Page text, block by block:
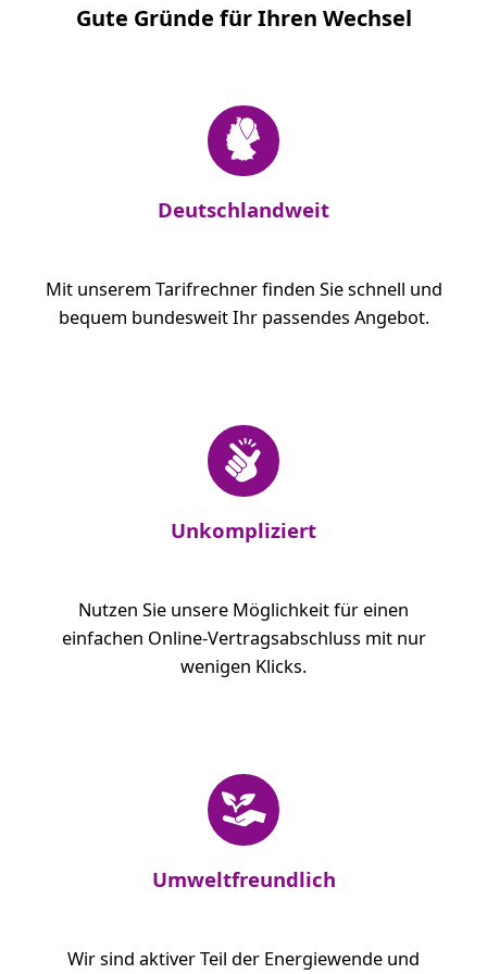
Gute Gründe für Ihren Wechsel
Deutschlandweit
Mit unserem Tarifrechner finden Sie schnell und
bequem bundesweit Ihr passendes Angebot.
Unkompliziert
Nutzen Sie unsere Möglichkeit für einen
einfachen Online-Vertragsabschluss mit nur
wenigen Klicks.
Umweltfreundlich
Wir sind aktiver Teil der Energiewende und